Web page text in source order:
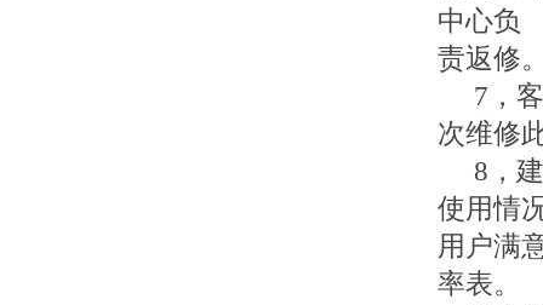
中心负
责返修
7，客
次维修
8，建
使用情
用户满
率表。